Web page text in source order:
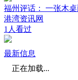
福州评话： 一张木
港湾资讯网
1人看过
最新信息
正在加载...